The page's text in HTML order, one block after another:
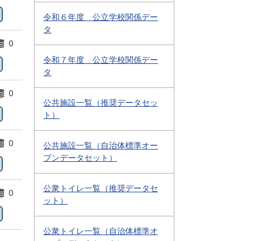
0
0
0
0
令和６年度 公立学校関係デー
タ
令和７年度 公立学校関係デー
タ
公共施設一覧（推奨データセッ
ト）
公共施設一覧（自治体標準オー
プンデータセット）
公衆トイレ一覧（推奨データセ
ット）
公衆トイレ一覧（自治体標準オ